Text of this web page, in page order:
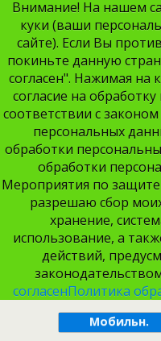
Внимание! На нашем
куки (ваши
сайте). Если Вы
покиньте данную
согласен". Нажимая на
согласие на
соответствии с
персональных
обработки
обработки
Мероприятия по
разрешаю сбор
хранение,
использование, а
действий,
согласенПолитика
Мобильн.